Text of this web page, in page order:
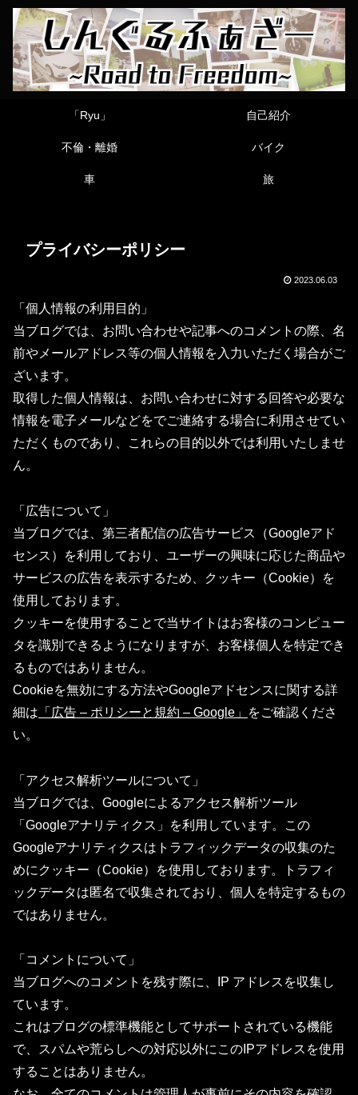
「Ryu」 自己紹介
不倫・離婚 バイク
車 旅
プライバシーポリシー
2023.06.03
「個人情報の利用目的」
当ブログでは、お問い合わせや記事へのコメントの際、名
前やメールアドレス等の個人情報を入力いただく場合がご
ざいます。
取得した個人情報は、お問い合わせに対する回答や必要な
情報を電子メールなどをでご連絡する場合に利用させてい
ただくものであり、これらの目的以外では利用いたしませ
ん。
「広告について」
当ブログでは、第三者配信の広告サービス（Googleアド
センス）を利用しており、ユーザーの興味に応じた商品や
サービスの広告を表示するため、クッキー（Cookie）を
使用しております。
クッキーを使用することで当サイトはお客様のコンピュー
タを識別できるようになりますが、お客様個人を特定でき
るものではありません。
Cookieを無効にする方法やGoogleアドセンスに関する詳
細は 「広告 – ポリシーと規約 – Google」
をご確認くださ
い。
「アクセス解析ツールについて」
当ブログでは、Googleによるアクセス解析ツール
「Googleアナリティクス」を利用しています。この
Googleアナリティクスはトラフィックデータの収集のた
めにクッキー（Cookie）を使用しております。トラフィ
ックデータは匿名で収集されており、個人を特定するもの
ではありません。
「コメントについて」
当ブログへのコメントを残す際に、IP アドレスを収集し
ています。
これはブログの標準機能としてサポートされている機能
で、スパムや荒らしへの対応以外にこのIPアドレスを使用
することはありません。